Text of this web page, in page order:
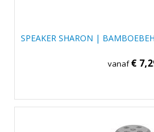
SPEAKER SHARON |
vanaf€